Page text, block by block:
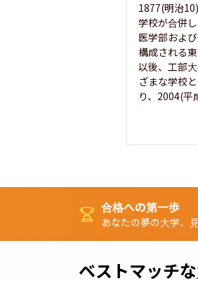
1877(明治
学校が合併
医学部およ
構成される
以後、工部
ざまな学校
り、2004(平
合格への第一歩
あなたの夢の大学、
ベストマッチ